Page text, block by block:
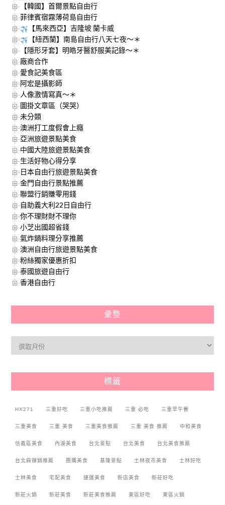
【韓國】首爾景點自由行
菲律賓宿霧薄荷島自由行
【馬來西亞】吉隆坡 蘭卡威
【紐西蘭】南島自由行八天七夜～＊
【隱形牙套】明皓牙醫舒服美記錄～＊
廠商合作
愛食記美食區
阿宏是攝影師
人像激情寫真～＊
圖掛文章區（哭哭）
未分類
澳洲打工度假會上癮
亞洲旅遊景點美食
中國大陸旅遊景點美食
生活好物心得分享
日本自由行旅遊景點美食
金門自由行景點推薦
聯盟行銷賺零用錢
自助義大利22日自由行
你不理財財不理你
小芝出國超省錢
氣炸鍋料理分享推薦
澳洲自由行旅遊景點美食
粉絲獨家優惠折扣
泰國旅遊自由行
香港自由行
彙整
標籤
HX271 三重好吃 三重小吃推薦 三重 必吃 三重早午餐
三重美食 三重 美食 三重美食推薦 三重 美食 推薦 中和美食
信義區美食 內湖美食 台北景點 台北美食 台北美食推薦
台北麻辣鍋推薦 團購美食 基隆景點 士林夜市美食 士林好吃
士林美食 宅配美食 捷運美食 新店美食 新莊好吃
新莊火鍋 新莊美食 新莊美食推薦 東區好吃 東區火鍋